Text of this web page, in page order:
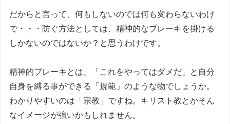
だからと言って、何もしないのでは何も変わらないわけ
で・・・防ぐ方法としては、精神的なブレーキを掛ける
しかないのではないか？と思うわけです。
精神的ブレーキとは、「これをやってはダメだ」と自分
自身を縛る事ができる「規範」のような物でしょうか。
わかりやすいのは「宗教」ですね。キリスト教とかそん
なイメージが強いかもしれません。